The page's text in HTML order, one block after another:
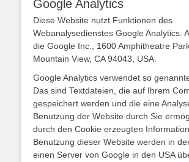
Google Analytics
Diese Website nutzt Funktionen des
Webanalysedienstes Google Analytics.
die Google Inc., 1600 Amphitheatre
Mountain View, CA 94043, USA.
Google Analytics verwendet so genannte
Das sind Textdateien, die auf Ihrem
gespeichert werden und die eine
Benutzung der Website durch Sie
durch den Cookie erzeugten
Benutzung dieser Website werden in
einen Server von Google in den USA